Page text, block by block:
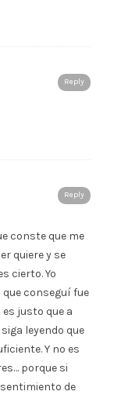
Reply
Reply
conste que me
quiere y se
cierto. Yo
que conseguí fue
justo que a
leyendo que
Y no es
porque si
de